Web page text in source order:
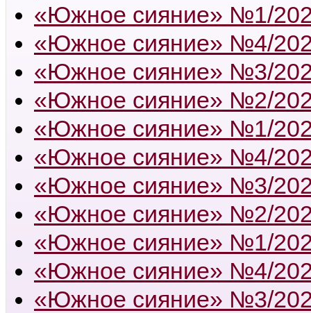
«Южное сияние» №1/
«Южное сияние» №4/
«Южное сияние» №3/
«Южное сияние» №2/
«Южное сияние» №1/
«Южное сияние» №4/
«Южное сияние» №3/
«Южное сияние» №2/
«Южное сияние» №1/
«Южное сияние» №4/
«Южное сияние» №3/